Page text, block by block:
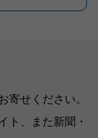
寄せください。
ト、また新聞・